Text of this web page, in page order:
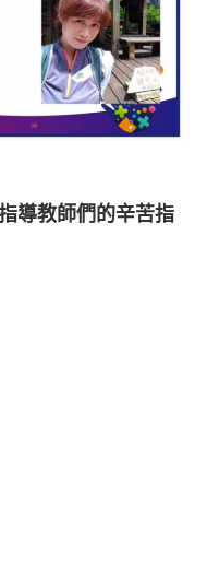
導教師們的辛苦指